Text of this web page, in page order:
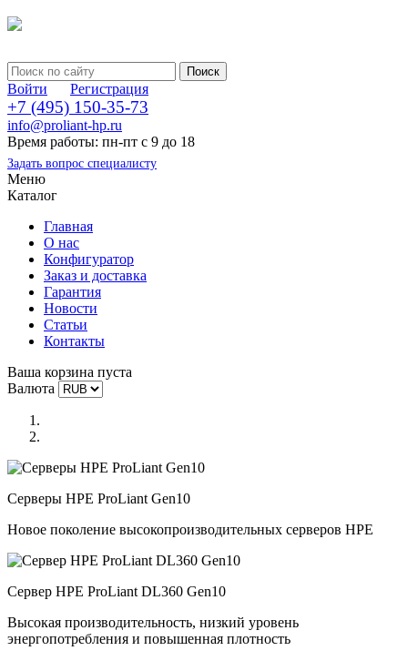
Войти Регистрация
+7 (495) 150-35-73
info@proliant-hp.ru
Время работы: пн-пт с 9 до 18
Задать вопрос специалисту
Меню
Каталог
Главная
О нас
Конфигуратор
Заказ и доставка
Гарантия
Новости
Статьи
Контакты
Ваша корзина пуста
Валюта
Серверы HPE ProLiant Gen10
Новое поколение высокопроизводительных серверов HPE
Сервер HPE ProLiant DL360 Gen10
Высокая производительность, низкий уровень
энергопотребления и повышенная плотность